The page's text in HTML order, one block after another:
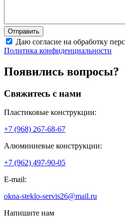
Даю согласие на обработку
Политика конфиденциальности
Появились вопросы?
Свяжитесь с нами
Пластиковые конструкции:
+7 (968) 267-68-67
Алюминиевые конструкции:
+7 (962) 497-90-05
E-mail:
okna-steklo-servis26@mail.ru
Напишите нам